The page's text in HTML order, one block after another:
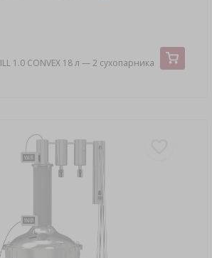
1.0 CONVEX 18 л — 2 сухопарника